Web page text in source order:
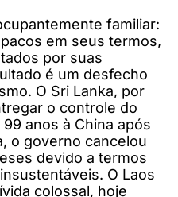
familiar:
em seus termos,
por suas
é um desfecho
O Sri Lanka, por
o controle do
anos à China após
o governo cancelou
devido a termos
O Laos
colossal, hoje